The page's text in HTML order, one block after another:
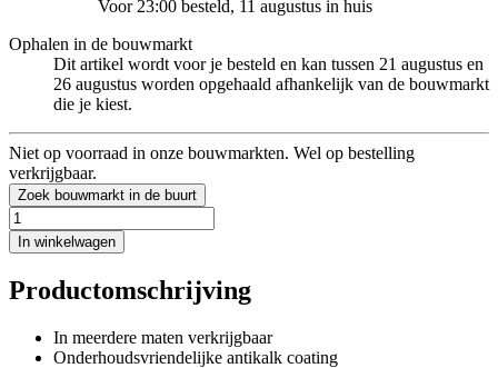
Voor 23:00 besteld, 11 augustus in huis
Ophalen in de bouwmarkt
Dit artikel wordt voor je besteld en kan tussen 21 augustus en
26 augustus worden opgehaald afhankelijk van de bouwmarkt
die je kiest.
Niet op voorraad in onze bouwmarkten. Wel op bestelling
verkrijgbaar.
Zoek bouwmarkt in de buurt
In winkelwagen
Productomschrijving
In meerdere maten verkrijgbaar
Onderhoudsvriendelijke antikalk coating